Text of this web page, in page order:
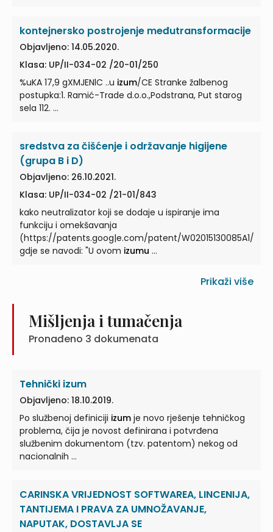
kontejnersko postrojenje međutransformacije
Objavljeno: 14.05.2020.
Klasa: UP/II-034-02 /20-01/250
%uKA 17,9 gXMJENlC ..u izum/CE Stranke žalbenog
postupka:1. Ramić-Trade d.o.o.,Podstrana, Put starog
sela 112. ...
sredstva za čišćenje i održavanje higijene
(grupa B i D)
Objavljeno: 26.10.2021.
Klasa: UP/II-034-02 /21-01/843
kako neutralizator koji se dodaje u ispiranje ima
funkciju i omekšavanja
(https://patents.goog|e.com/patent/W02015130085A1/en)
gdje se navodi: "U ovom izumu ...
Prikaži više
Mišljenja i tumačenja
Pronađeno 3 dokumenata
Tehnički izum
Objavljeno: 18.10.2019.
Po službenoj definiciji izum je novo rješenje tehničkog
problema, čija je novost definirana i potvrđena
službenim dokumentom (tzv. patentom) nekog od
nacionalnih ...
CARINSKA VRIJEDNOST SOFTWAREA, LINCENIJA,
TANTIJEMA I PRAVA ZA UMNOŽAVANJE,
NAPUTAK, DOSTAVLJA SE